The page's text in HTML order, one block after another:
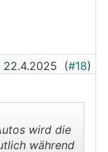
22.4.2025 (#18)
wird die
während